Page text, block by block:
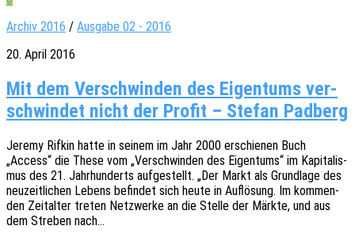
Archiv 2016 / Ausgabe 02 - 2016
20. April 2016
Mit dem Ver­schwin­den des Eigen­tums ver­
schwin­det nicht der Pro­fit – Ste­fan Padberg
Jeremy Rifkin hatte in seinem im Jahr 2000 erschie­nen Buch
„Access“ die These vom „Verschwin­den des Eigen­tums“ im Kapi­ta­lis­
mus des 21. Jahr­hun­derts aufge­stellt. „Der Markt als Grund­la­ge des
neuzeit­li­chen Lebens befin­det sich heute in Auflö­sung. Im kommen­
den Zeit­al­ter treten Netz­wer­ke an die Stelle der Märkte, und aus
dem Stre­ben nach…